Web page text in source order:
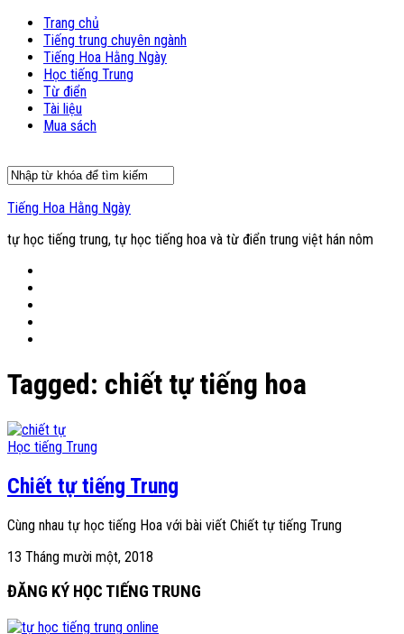
Trang chủ
Tiếng trung chuyên ngành
Tiếng Hoa Hằng Ngày
Học tiếng Trung
Từ điển
Tài liệu
Mua sách
Tiếng Hoa Hằng Ngày
tự học tiếng trung, tự học tiếng hoa và từ điển trung việt hán nôm
Tagged: chiết tự tiếng hoa
Học tiếng Trung
Chiết tự tiếng Trung
Cùng nhau tự học tiếng Hoa với bài viết Chiết tự tiếng Trung
13 Tháng mười một, 2018
ĐĂNG KÝ HỌC TIẾNG TRUNG